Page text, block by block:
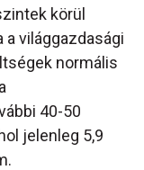
körül
a világgazdasági
normális
40-50
jelenleg 5,9